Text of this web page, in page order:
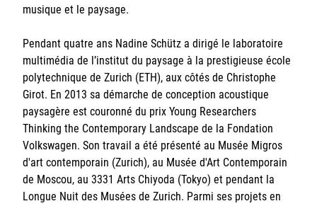
Login/Signup
musique et le paysage.
Pendant quatre ans Nadine Schütz a dirigé le laboratoire
multimédia de l’institut du paysage à la prestigieuse école
polytechnique de Zurich (ETH), aux côtés de Christophe
Girot. En 2013 sa démarche de conception acoustique
paysagère est couronné du prix Young Researchers
Thinking the Contemporary Landscape de la Fondation
Volkswagen. Son travail a été présenté au Musée Migros
d'art contemporain (Zurich), au Musée d'Art Contemporain
de Moscou, au 3331 Arts Chiyoda (Tokyo) et pendant la
Longue Nuit des Musées de Zurich. Parmi ses projets en